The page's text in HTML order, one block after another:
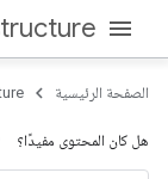
الصفحة الرئيسية
هل كان المحتوى مفيدًا؟